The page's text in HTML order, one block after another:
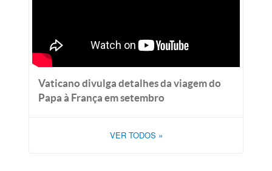
Vaticano divulga detalhes da viagem do
Papa à França em setembro
VER TODOS »